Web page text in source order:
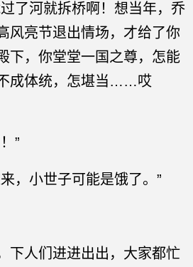
了河就拆桥啊！想当年，乔
风亮节退出情场，才给了你
下，你堂堂一国之尊，怎能
成体统，怎堪当……哎
”
，小世子可能是饿了。”
下人们进进出出，大家都忙